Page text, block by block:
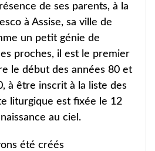
de ses parents, à la
à Assise, sa ville de
un petit génie de
proches, il est le premier
le début des années 80 et
à être inscrit à la liste des
liturgique est fixée le 12
au ciel.
été créés